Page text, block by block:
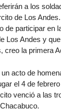
a los
de Los
de participar en
Los Andes y
creo la primera
acto de
el 4 de
venció a las